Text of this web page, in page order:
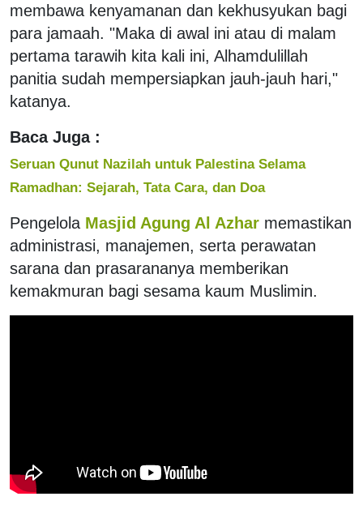
membawa kenyamanan dan kekhusyukan bagi
para jamaah. "Maka di awal ini atau di malam
pertama tarawih kita kali ini, Alhamdulillah
panitia sudah mempersiapkan jauh-jauh hari,"
katanya.
Baca Juga :
Seruan Qunut Nazilah untuk Palestina Selama
Ramadhan: Sejarah, Tata Cara, dan Doa
Pengelola Masjid Agung Al Azhar memastikan
administrasi, manajemen, serta perawatan
sarana dan prasarananya memberikan
kemakmuran bagi sesama kaum Muslimin.